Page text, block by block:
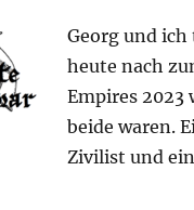
Georg und
heute nach
Empires 2023
beide waren.
Zivilist und